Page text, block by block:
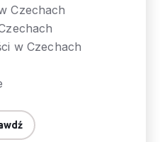
Czechach
w Czechach